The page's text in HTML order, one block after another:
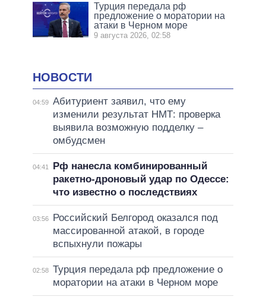
Турция передала рф
предложение о моратории на
атаки в Черном море
9 августа 2026, 02:58
НОВОСТИ
04:59 Абитуриент заявил, что ему
изменили результат НМТ: проверка
выявила возможную подделку –
омбудсмен
04:41
Рф нанесла комбинированный
ракетно-дроновый удар по Одессе:
что известно о последствиях
03:56
Российский Белгород оказался под
массированной атакой, в городе
вспыхнули пожары
02:58 Турция передала рф предложение о
моратории на атаки в Черном море